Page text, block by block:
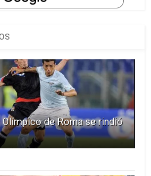
de Roma se rindió